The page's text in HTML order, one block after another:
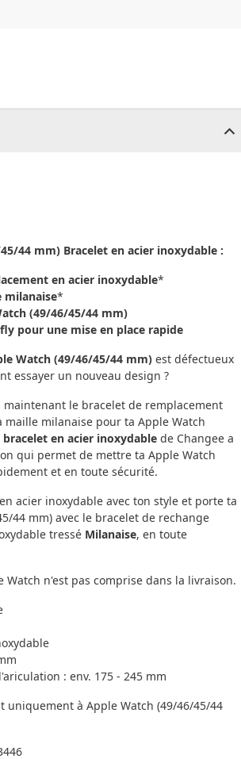
44 mm) Bracelet en acier inoxydable :
en acier inoxydable*
milanaise*
(49/46/45/44 mm)
pour une mise en place rapide
Watch (49/46/45/44 mm) est défectueux
essayer un nouveau design ?
maintenant le bracelet de remplacement
maille milanaise pour ta Apple Watch
bracelet en acier inoxydable de Changee a
qui permet de mettre ta Apple Watch
et en toute sécurité.
acier inoxydable avec ton style et porte ta
44 mm) avec le bracelet de rechange
tressé Milanaise, en toute
Watch n'est pas comprise dans la livraison.
: env. 175 - 245 mm
uniquement à Apple Watch (49/46/45/44